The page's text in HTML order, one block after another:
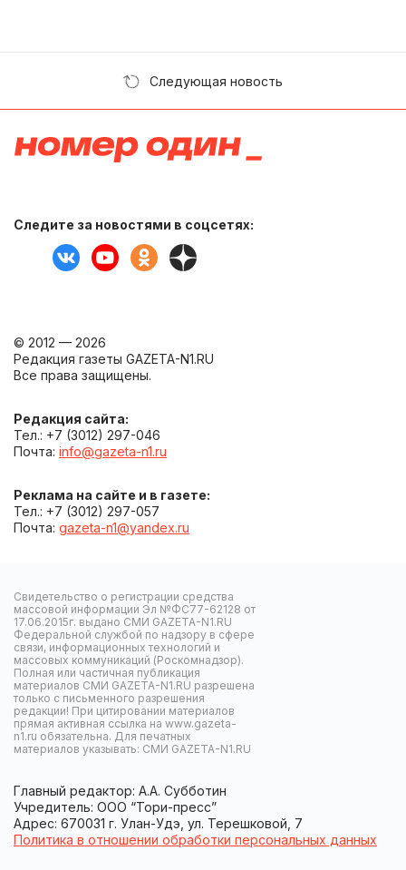
Следующая новость
Следите за новостями в соцсетях:
© 2012 — 2026
Редакция газеты GAZETA-N1.RU
Все права защищены.
Редакция сайта:
Тел.: +7 (3012) 297-046
Почта: info@gazeta-n1.ru
Реклама на сайте и в газете:
Тел.: +7 (3012) 297-057
Почта: gazeta-n1@yandex.ru
Свидетельство о регистрации средства
массовой информации Эл №ФС77-62128 от
17.06.2015г. выдано СМИ GAZETA-N1.RU
Федеральной службой по надзору в сфере
связи, информационных технологий и
массовых коммуникаций (Роскомнадзор).
Полная или частичная публикация
материалов СМИ GAZETA-N1.RU разрешена
только с письменного разрешения
редакции! При цитировании материалов
прямая активная ссылка на www.gazeta-
n1.ru обязательна. Для печатных
материалов указывать: СМИ GAZETA-N1.RU
Главный редактор: А.А. Субботин
Учредитель: ООО “Тори-пресс”
Адрес: 670031 г. Улан-Удэ, ул. Терешковой, 7
Политика в отношении обработки персональных данных